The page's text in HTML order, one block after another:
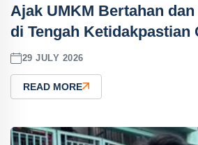
Ajak UMKM Bertahan
di Tengah Ketidakpastian
29 JULY 2026
READ MORE